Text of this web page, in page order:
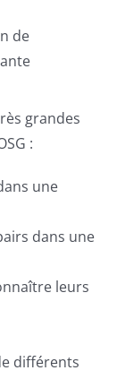
de
grandes
:
une
dans une
leurs
différents